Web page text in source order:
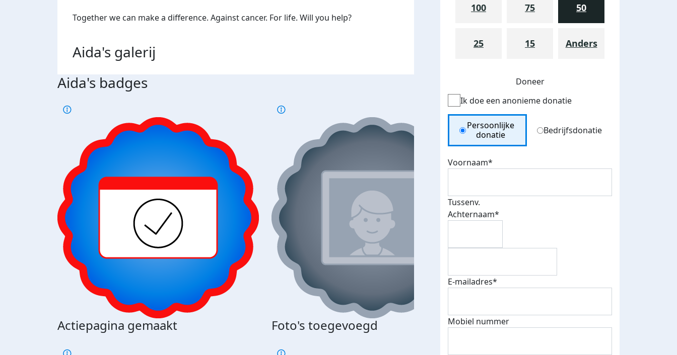
Together we can make a difference. Against cancer. For life. Will you help?
Aida's galerij
Aida's badges
Actiepagina gemaakt Foto's toegevoegd E-mails verstuurd
€500 euro opgehaald: t-shirt
100 75 50
25 15 Anders
Doneer
Ik doe een anonieme donatie
Donation Type
Persoonlijke
donatie
Bedrijfsdonatie
Voornaam*
Tussenv.
Achternaam*
E-mailadres*
Mobiel nummer